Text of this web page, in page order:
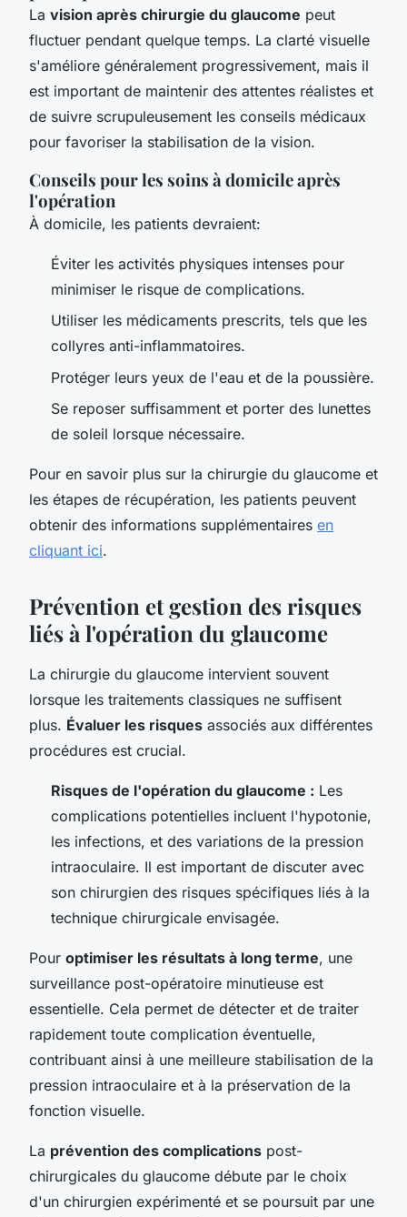
La vision après chirurgie du glaucome peut
fluctuer pendant quelque temps. La clarté visuelle
s'améliore généralement progressivement, mais il
est important de maintenir des attentes réalistes et
de suivre scrupuleusement les conseils médicaux
pour favoriser la stabilisation de la vision.
Conseils pour les soins à domicile après
l'opération
À domicile, les patients devraient:
Éviter les activités physiques intenses pour
minimiser le risque de complications.
Utiliser les médicaments prescrits, tels que les
collyres anti-inflammatoires.
Protéger leurs yeux de l'eau et de la poussière.
Se reposer suffisamment et porter des lunettes
de soleil lorsque nécessaire.
Pour en savoir plus sur la chirurgie du glaucome et
les étapes de récupération, les patients peuvent
obtenir des informations supplémentaires en
cliquant ici.
Prévention et gestion des risques
liés à l'opération du glaucome
La chirurgie du glaucome intervient souvent
lorsque les traitements classiques ne suffisent
plus. Évaluer les risques associés aux différentes
procédures est crucial.
Risques de l'opération du glaucome : Les
complications potentielles incluent l'hypotonie,
les infections, et des variations de la pression
intraoculaire. Il est important de discuter avec
son chirurgien des risques spécifiques liés à la
technique chirurgicale envisagée.
Pour optimiser les résultats à long terme, une
surveillance post-opératoire minutieuse est
essentielle. Cela permet de détecter et de traiter
rapidement toute complication éventuelle,
contribuant ainsi à une meilleure stabilisation de la
pression intraoculaire et à la préservation de la
fonction visuelle.
La prévention des complications post-
chirurgicales du glaucome débute par le choix
d'un chirurgien expérimenté et se poursuit par une